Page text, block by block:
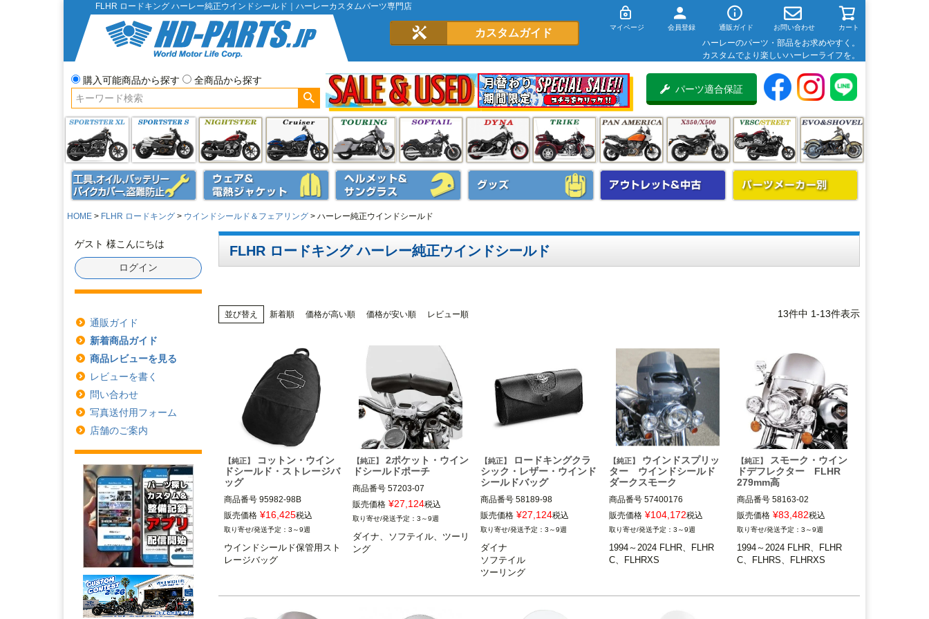
FLHR ロードキング ハーレー純正ウインドシールド｜ハーレーカスタムパーツ専門店
カスタムガイド マイページ 会員登録 通販ガイド お問い合わせ カート
ハーレーのパーツ・部品をお求めやすく。
カスタムでより楽しいハーレーライフを。
購入可能商品から探す
全商品から探す
パーツ適合保証
HOME FLHR ロードキング ウインドシールド＆フェアリング ハーレー純正ウインドシールド
ゲスト 様こんにちは
ログイン
通販ガイド
新着商品ガイド
商品レビューを見る
レビューを書く
問い合わせ
写真送付用フォーム
店舗のご案内
FLHR ロードキング ハーレー純正ウインドシールド
並び替え 新着順 価格が高い順 価格が安い順 レビュー順 13件中 1-13件表示
【純正】
コットン・ウイン
ドシールド・ストレージバ
ッグ
商品番号 95982-98B
すべてのハーレー純正ウインド
シールド
Harley Davidson（ハーレー ダ
販売価格 ¥16,425税込
3～9週
ウインドシールド保管用スト
レージバッグ
【純正】
2ポケット・ウイン
ドシールドポーチ
商品番号 57203-07
ダイナ、ソフテイル、ツーリン
グ
※FXDWG、FLSTSB、FXSTD
は不可
販売価格 ¥27,124税込
3～9週
ダイナ、ソフテイル、ツーリ
ング
【純正】
ロードキングクラ
シック・レザー・ウインド
シールドバッグ
商品番号58189-98
ダイナ、ソフテイル、ツーリン
グでキングサイズウインドシー
ルド装着車
Harley Davidson（ハーレー ダ
販売価格 ¥27,124税込
3～9週
ダイナ
ソフテイル
ツーリング
【純正】
ウインドスプリッ
ター ウインドシールド
ダークスモーク
商品番号 57400176
1994～2024 FLHR、FLHRC、
※FLHRXSはマウンティングハ
ードウェアキット58221-04
※ミニタコメーターキットおよ
販売価格 ¥104,172税込
3～9週
1994～2024 FLHR、FLHR
C、FLHRXS
【純正】
スモーク・ウイン
ドデフレクター FLHR
279mm高
商品番号58163-02
1994～2024 FLHR、FLHRC、
※FLHRS、FLHRXSはマウン
ティングハードウェアキット
Harley Davidson（ハーレー ダ
販売価格 ¥83,482税込
3～9週
1994～2024 FLHR、FLHR
C、FLHRS、FLHRXS